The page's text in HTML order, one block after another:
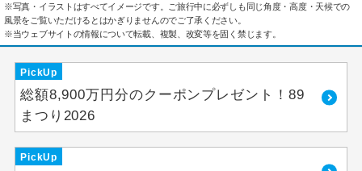
※写真・イラストはすべてイメージです。ご旅行中に必ずしも同じ角度・高度・天候での
風景をご覧いただけるとはかぎりませんのでご了承ください。
※当ウェブサイトの情報について転載、複製、改変等を固く禁じます。
PickUp
総額8,900万円分のクーポンプレゼント！89
まつり2026
PickUp